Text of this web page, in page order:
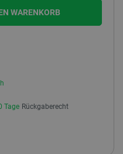
WARENKORB
Tage Rückgaberecht